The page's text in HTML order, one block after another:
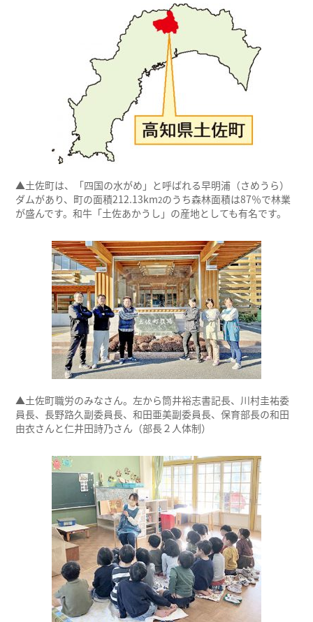
▲土佐町は、「四国の水がめ」と呼ばれる早明浦（さめうら）
ダムがあり、町の面積212.13km2のうち森林面積は87％で林業
が盛んです。和牛「土佐あかうし」の産地としても有名です。
▲土佐町職労のみなさん。左から筒井裕志書記長、川村圭祐委
員長、長野路久副委員長、和田亜美副委員長、保育部長の和田
由衣さんと仁井田詩乃さん（部長２人体制）